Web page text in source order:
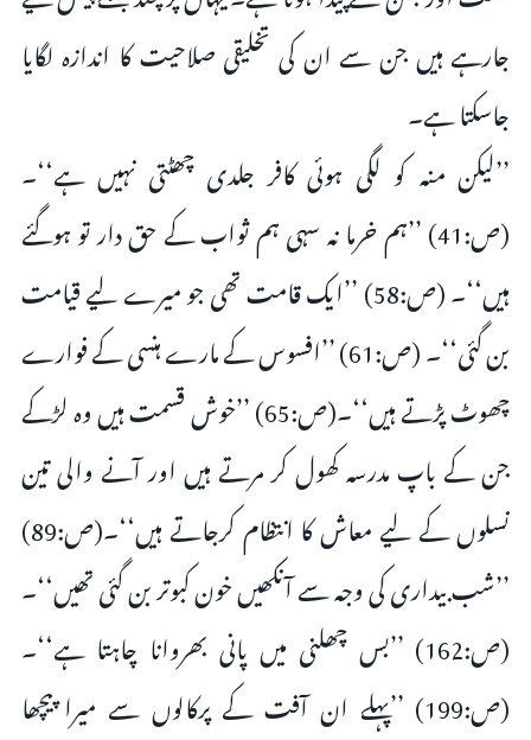
جارہے ہیں جن سے ان کی تخلیقی صلاحیت کا اندازہ لگایا
جاسکتا ہے۔
’’لیکن منہ کو لگی ہوئی کافر جلدی چھٹتی نہیں ہے‘‘۔
(ص:41) ’’ہم خرما نہ سہی ہم ثواب کے حق دار تو ہوگئے
ہیں‘‘۔ (ص:58) ’’ایک قامت تھی جو میرے لیے قیامت
بن گئی‘‘۔ (ص:61) ’’افسوس کے مارے ہنسی کے فوارے
چھوٹ پڑتے ہیں‘‘۔(ص:65) ’’خوش قسمت ہیں وہ لڑکے
جن کے باپ مدرسہ کھول کر مرتے ہیں اور آنے والی تین
نسلوں کے لیے معاش کا انتظام کرجاتے ہیں‘‘۔(ص:89)
’’شب بیداری کی وجہ سے آنکھیں خون کبوتر بن گئی تھیں‘‘۔
(ص:162) ’’بس چھلنی میں پانی بھروانا چاہتا ہے‘‘۔
(ص:199) ’’پہلے ان آفت کے پرکالوں سے میرا پیچھا